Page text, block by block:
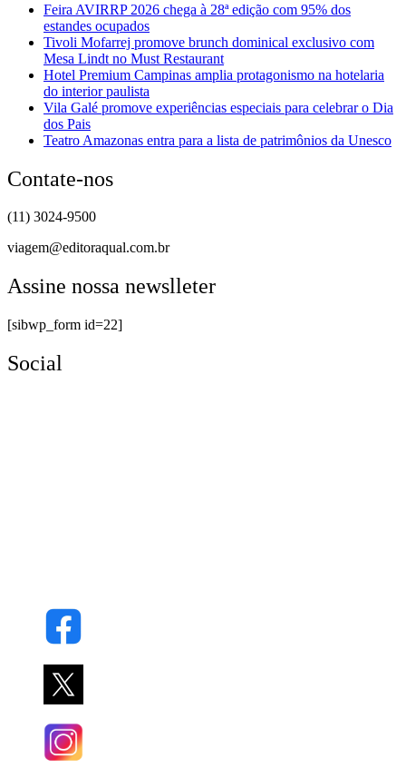
Feira AVIRRP 2026 chega à 28ª edição com 95% dos
estandes ocupados
Tivoli Mofarrej promove brunch dominical exclusivo com
Mesa Lindt no Must Restaurant
Hotel Premium Campinas amplia protagonismo na hotelaria
do interior paulista
Vila Galé promove experiências especiais para celebrar o Dia
dos Pais
Teatro Amazonas entra para a lista de patrimônios da Unesco
Contate-nos
(11) 3024-9500
viagem@editoraqual.com.br
Assine nossa newslleter
[sibwp_form id=22]
Social